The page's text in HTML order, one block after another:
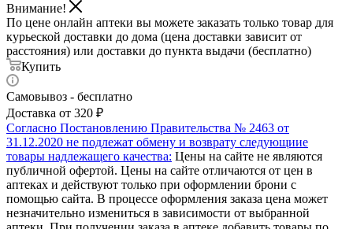
Внимание!
По цене онлайн аптеки вы можете заказать только товар для
курьеской доставки до дома (цена доставки зависит от
расстояния) или доставки до пункта выдачи (бесплатно)
Купить
Самовывоз - бесплатно
Доставка от 320 ₽
Согласно Постановлению Правительства № 2463 от
31.12.2020 не подлежат обмену и возврату следующиие
товары надлежащего качества: Цены на сайте не являются
публичной офертой. Цены на сайте отличаются от цен в
аптеках и действуют только при оформлении брони с
помощью сайта. В процессе оформления заказа цена может
незначительно измениться в зависимости от выбранной